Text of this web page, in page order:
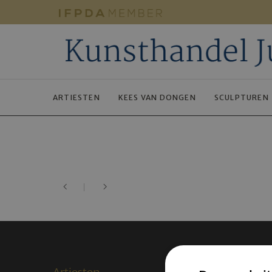
ARTIESTEN KEES VAN DONGEN SCULPTUREN